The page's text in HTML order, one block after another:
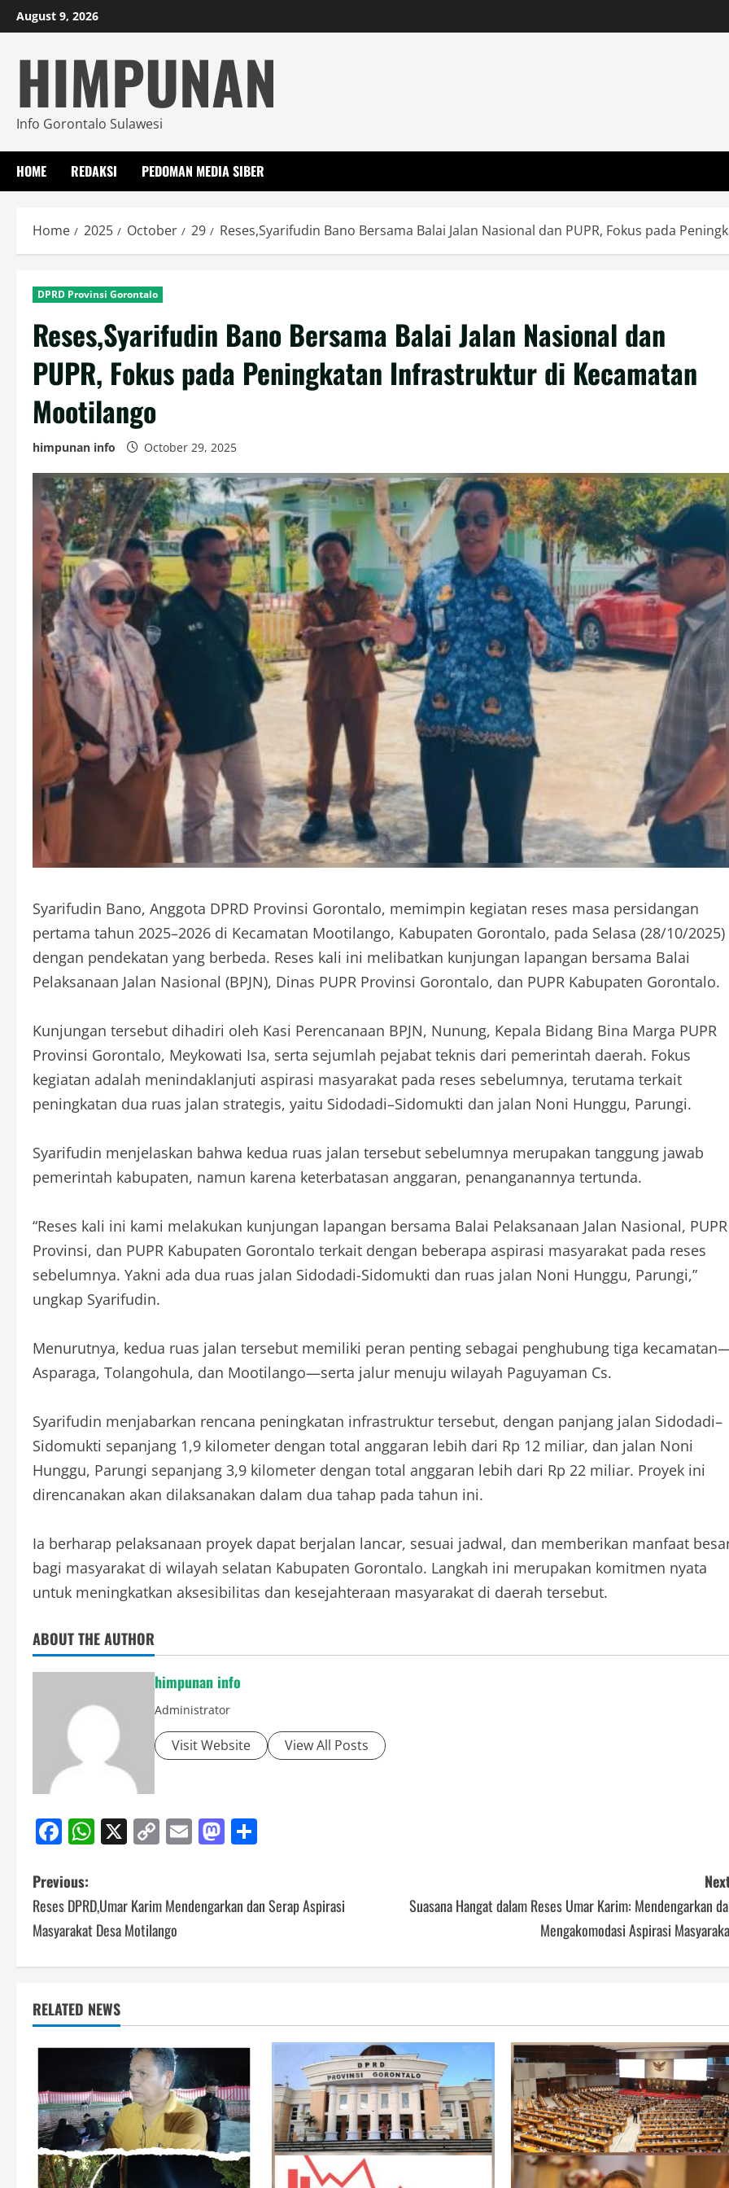
Skip
to
August 9, 2026
HIMPUNAN
Info Gorontalo Sulawesi
HOME REDAKSI PEDOMAN MEDIA SIBER
Home 2025 October 29 Reses,Syarifudin Bano Bersama Balai Jalan Nasional dan PUPR, Fokus pada
DPRD Provinsi Gorontalo
Reses,Syarifudin Bano Bersama Balai Jalan Nasional dan
PUPR, Fokus pada Peningkatan Infrastruktur di Kecamatan
Mootilango
himpunan info October 29, 2025
Syarifudin Bano, Anggota DPRD Provinsi Gorontalo, memimpin kegiatan reses masa persidangan
pertama tahun 2025–2026 di Kecamatan Mootilango, Kabupaten Gorontalo, pada Selasa (28/10/2025)
dengan pendekatan yang berbeda. Reses kali ini melibatkan kunjungan lapangan bersama Balai
Pelaksanaan Jalan Nasional (BPJN), Dinas PUPR Provinsi Gorontalo, dan PUPR Kabupaten Gorontalo.
Kunjungan tersebut dihadiri oleh Kasi Perencanaan BPJN, Nunung, Kepala Bidang Bina Marga PUPR
Provinsi Gorontalo, Meykowati Isa, serta sejumlah pejabat teknis dari pemerintah daerah. Fokus
kegiatan adalah menindaklanjuti aspirasi masyarakat pada reses sebelumnya, terutama terkait
peningkatan dua ruas jalan strategis, yaitu Sidodadi–Sidomukti dan jalan Noni Hunggu, Parungi.
Syarifudin menjelaskan bahwa kedua ruas jalan tersebut sebelumnya merupakan tanggung jawab
pemerintah kabupaten, namun karena keterbatasan anggaran, penanganannya tertunda.
“Reses kali ini kami melakukan kunjungan lapangan bersama Balai Pelaksanaan Jalan Nasional, PUPR
Provinsi, dan PUPR Kabupaten Gorontalo terkait dengan beberapa aspirasi masyarakat pada reses
sebelumnya. Yakni ada dua ruas jalan Sidodadi-Sidomukti dan ruas jalan Noni Hunggu, Parungi,”
ungkap Syarifudin.
Menurutnya, kedua ruas jalan tersebut memiliki peran penting sebagai penghubung tiga
Asparaga, Tolangohula, dan Mootilango—serta jalur menuju wilayah Paguyaman Cs.
Syarifudin menjabarkan rencana peningkatan infrastruktur tersebut, dengan panjang jalan Sidodadi–
Sidomukti sepanjang 1,9 kilometer dengan total anggaran lebih dari Rp 12 miliar, dan jalan Noni
Hunggu, Parungi sepanjang 3,9 kilometer dengan total anggaran lebih dari Rp 22 miliar. Proyek ini
direncanakan akan dilaksanakan dalam dua tahap pada tahun ini.
Ia berharap pelaksanaan proyek dapat berjalan lancar, sesuai jadwal, dan memberikan manfaat
bagi masyarakat di wilayah selatan Kabupaten Gorontalo. Langkah ini merupakan komitmen nyata
untuk meningkatkan aksesibilitas dan kesejahteraan masyarakat di daerah tersebut.
ABOUT THE AUTHOR
himpunan info
Administrator
Visit Website View All Posts
Facebook
WhatsApp
X CopyEmailMastodon
Post
navigation
Previous:
Reses DPRD,Umar Karim Mendengarkan dan Serap Aspirasi
Masyarakat Desa Motilango
Suasana Hangat dalam Reses Umar Karim: Mendengarkan
Mengakomodasi Aspirasi
RELATED NEWS